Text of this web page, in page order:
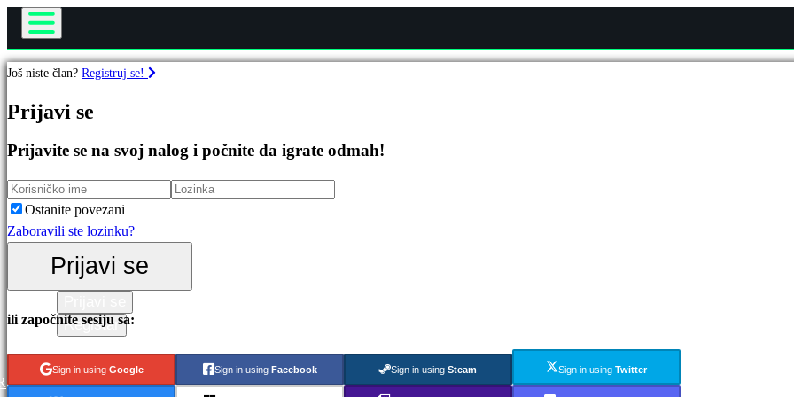
Igre
Istaknut
Nova
Izdanja
Besplatno
igrati
Kategorije
Akcione
igre
Strateške
Igra
Događaji u igri
Mediji
Podrška
Forumi
Prodavnica
Registar
Još niste član? Registruj se!
Prijavi se
Prijavite se na svoj nalog i počnite da igrate odmah!
Ostanite povezani
Zaboravili ste lozinku?
Prijavi se
ili započnite sesiju sa:
Sign in using Google Sign in using Facebook Sign in using Steam Sign in usingTwitter